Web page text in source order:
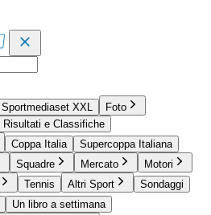
Sportmediaset XXL
Foto
Risultati e Classifiche
Coppa Italia
Supercoppa Italiana
Squadre Mercato
Motori
Tennis Altri Sport
Sondaggi
Un libro a settimana